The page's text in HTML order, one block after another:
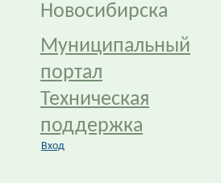
Новосибирска
Муниципальный
портал
Техническая
поддержка
Вход